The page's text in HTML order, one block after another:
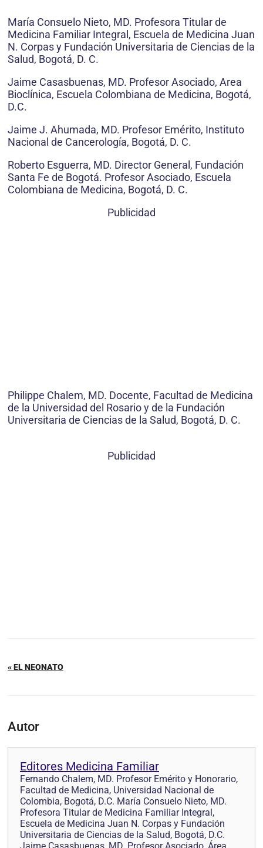
María Consuelo Nieto, MD. Profesora Titular de
Medicina Familiar Integral, Escuela de Medicina Juan
N. Corpas y Fundación Universitaria de Ciencias de la
Salud, Bogotá, D. C.
Jaime Casasbuenas, MD. Profesor Asociado, Area
Bioclínica, Escuela Colombiana de Medicina, Bogotá,
D.C.
Jaime J. Ahumada, MD. Profesor Emérito, Instituto
Nacional de Cancerología, Bogotá, D. C.
Roberto Esguerra, MD. Director General, Fundación
Santa Fe de Bogotá. Profesor Asociado, Escuela
Colombiana de Medicina, Bogotá, D. C.
Publicidad
Philippe Chalem, MD. Docente, Facultad de Medicina
de la Universidad del Rosario y de la Fundación
Universitaria de Ciencias de la Salud, Bogotá, D. C.
Publicidad
« EL NEONATO
Autor
Editores Medicina Familiar
Fernando Chalem, MD. Profesor Emérito y Honorario,
Facultad de Medicina, Universidad Nacional de
Colombia, Bogotá, D.C. María Consuelo Nieto, MD.
Profesora Titular de Medicina Familiar Integral,
Escuela de Medicina Juan N. Corpas y Fundación
Universitaria de Ciencias de la Salud, Bogotá, D.C.
Jaime Casasbuenas, MD. Profesor Asociado, Área